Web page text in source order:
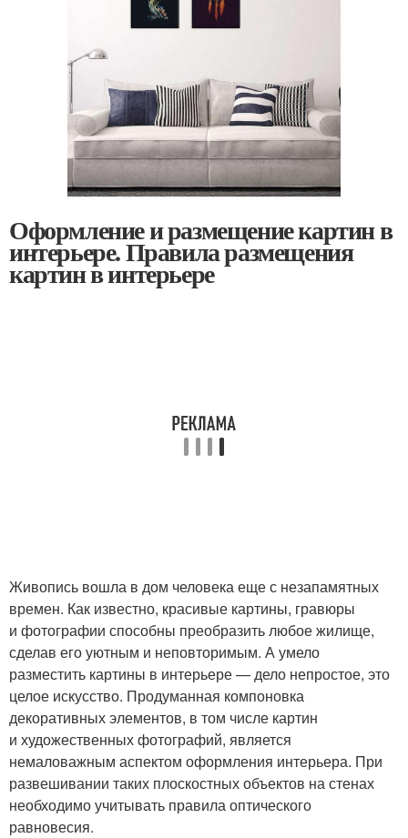
Оформление и размещение картин в
интерьере. Правила размещения
картин в интерьере
Живопись вошла в дом человека еще с незапамятных
времен. Как известно, красивые картины, гравюры
и фотографии способны преобразить любое жилище,
сделав его уютным и неповторимым. А умело
разместить картины в интерьере — дело непростое, это
целое искусство. Продуманная компоновка
декоративных элементов, в том числе картин
и художественных фотографий, является
немаловажным аспектом оформления интерьера. При
развешивании таких плоскостных объектов на стенах
необходимо учитывать правила оптического
равновесия.